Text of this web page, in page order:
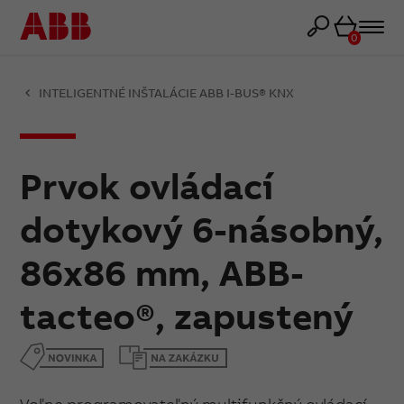
Košík
0
INTELIGENTNÉ INŠTALÁCIE ABB I-BUS® KNX
Prvok ovládací
dotykový 6-násobný,
86x86 mm, ABB-
tacteo®, zapustený